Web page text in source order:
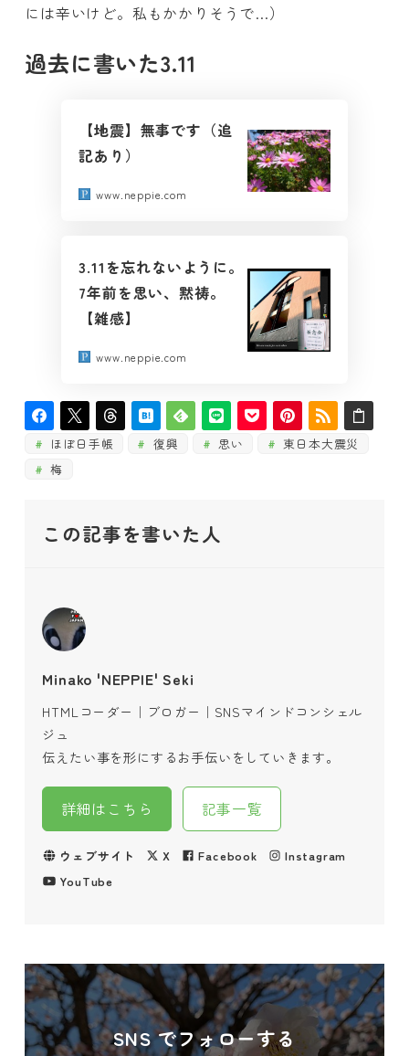
には辛いけど。私もかかりそうで…）
過去に書いた3.11
【地震】無事です（追
記あり）
www.neppie.com
3.11を忘れないように。
7年前を思い、黙祷。
【雑感】
www.neppie.com
ほぼ日手帳 復興 思い
東日本大震災
梅
この記事を書いた人
Minako 'NEPPIE' Seki
HTMLコーダー｜ブロガー｜SNSマインドコンシェル
ジュ
伝えたい事を形にするお手伝いをしていきます。
詳細はこちら 記事一覧
ウェブサイト X Facebook
Instagram
YouTube
SNS でフォローする